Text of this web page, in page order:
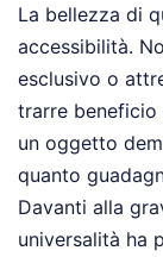
La bellezza di
accessibilità.
esclusivo o
trarre beneficio
un oggetto
quanto
Davanti alla
universalità ha